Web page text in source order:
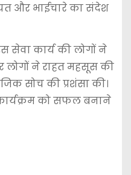
और भाईचारे का संदेश
सेवा कार्य की लोगों ने
लोगों ने राहत महसूस की
सोच की प्रशंसा की।
को सफल बनाने